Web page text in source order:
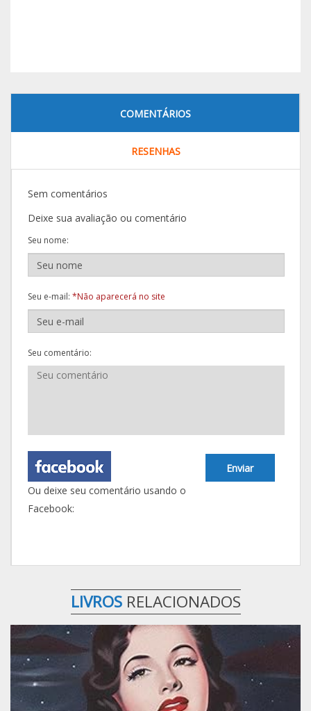
COMENTÁRIOS
RESENHAS
Sem comentários
Deixe sua avaliação ou comentário
Seu nome:
Seu e-mail: *Não aparecerá no site
Seu comentário:
Enviar
Ou deixe seu comentário usando o
Facebook:
LIVROS RELACIONADOS